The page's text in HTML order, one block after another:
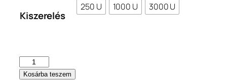
129.200 Ft
Kiszerelés
250 U 1000 U 3000 U
Taq
Plus
Kosárba teszem